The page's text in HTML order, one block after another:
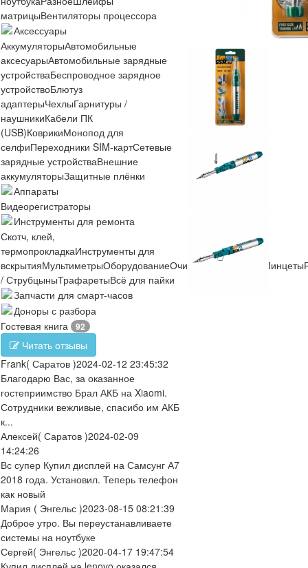
матрицыВентиляторы процессора
Аксессуары
АккумуляторыАвтомобильные
аксесуарыАвтомобильные зарядные
устройстваБеспроводное зарядное
устройствоБлютуз
адаптерыЧехлыГарнитуры /
наушникиКабели ПК
(USB)КоврикиМонопод для
селфиПереходники SIM-картСетевые
зарядные устройстваВнешние
аккумуляторыЗащитные плёнки
Аппараты
Видеорегистраторы
Инструменты для ремонта
Скотч, клей,
термопрокладкаИнструменты для
вскрытияМультиметрыОборудованиеОчистители Пинцеты
/ СтрубцыныТрафаретыВсё для пайки
Запчасти для смарт-часов
Доноры с разбора
Гостевая книга
92
Читать отзывы
Frank( Саратов )2024-02-12 23:45:32
Благодарю Вас, за оказанное
гостеприимство Брал АКБ на Xiaomi.
Сотрудники вежливые, спасибо им АКБ
к...
Алексей( Саратов )2024-02-09
14:24:26
Вс супер Купил дисплей на Самсунг А7
2018 года. Установил. Теперь телефон
как новый
Мария ( Энгельс )2023-08-15 08:21:39
Доброе утро. Вы переустанавливаете
системы на ноутбуке
Сергей( Энгельс )2020-04-17 19:47:54